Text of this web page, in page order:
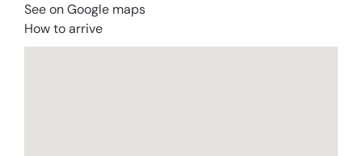
See on Google maps
How to arrive